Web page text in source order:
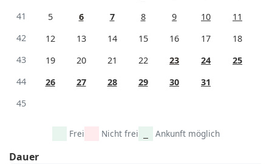
41
5 6 7 8 9 10
11
42
12 13 14 15 16 17
18
43
19 20 21 22 23 24
25
44
26 27 28 29 30
31
45
Frei Nicht frei Ankunft möglich
Dauer